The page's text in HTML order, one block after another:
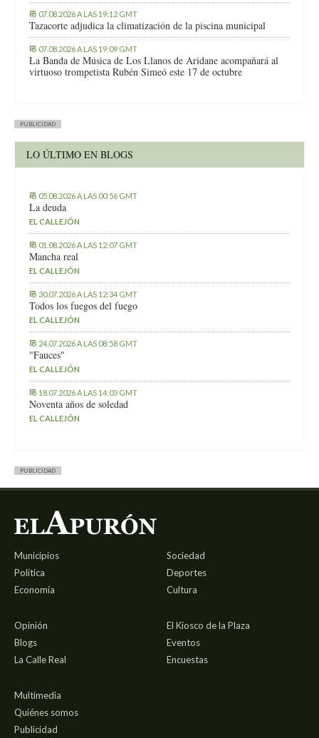
07.08.2026 A LAS 19:12 GMT
Tazacorte adjudica la climatización de la piscina municipal
07.08.2026 A LAS 19:09 GMT
La Banda de Música de Los Llanos de Aridane acompañará al
virtuoso trompetista Rubén Simeó este 17 de octubre
PUBLICIDAD
LO ÚLTIMO EN BLOGS
05.08.2026 A LAS 00:56 GMT
La deuda
EL CALLEJÓN
01.08.2026 A LAS 12:07 GMT
Mancha real
EL CALLEJÓN
30.07.2026 A LAS 12:34 GMT
Todos los fuegos del fuego
EL CALLEJÓN
24.07.2026 A LAS 08:58 GMT
"Fauces"
EL CALLEJÓN
18.07.2026 A LAS 14:03 GMT
Noventa años de soledad
EL CALLEJÓN
PUBLICIDAD
Municipios
Política
Economía
Sociedad
Deportes
Cultura
Opinión
Blogs
La Calle Real
El Kiosco de la Plaza
Eventos
Encuestas
Multimedia
Quiénes somos
Publicidad